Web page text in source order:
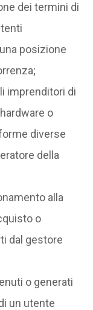
dei termini di
posizione
imprenditori di
o
diverse
della
alla
o
dal gestore
o generati
un utente